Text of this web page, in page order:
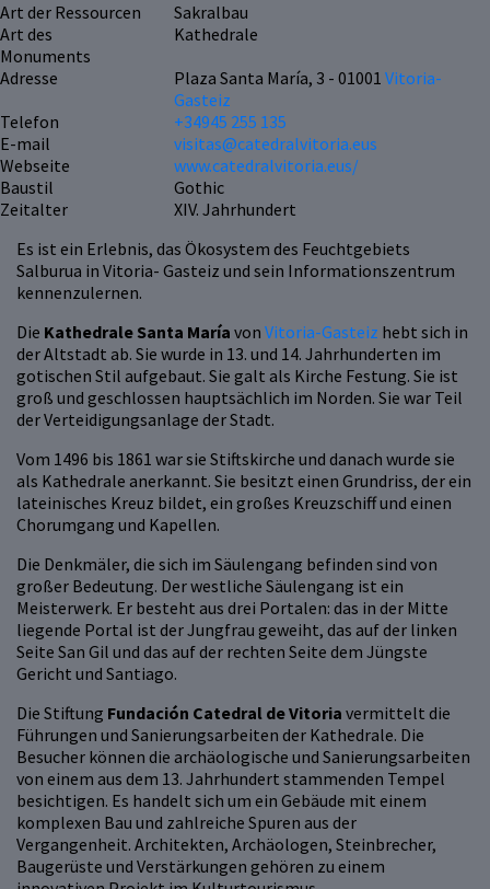
Es ist ein Erlebnis, das Ökosystem des Feuchtgebiets
Salburua in Vitoria- Gasteiz und sein Informationszentrum
kennenzulernen.
Die Kathedrale Santa María von Vitoria-Gasteiz hebt sich in
der Altstadt ab. Sie wurde in 13. und 14. Jahrhunderten im
gotischen Stil aufgebaut. Sie galt als Kirche Festung. Sie ist
groß und geschlossen hauptsächlich im Norden. Sie war Teil
der Verteidigungsanlage der Stadt.
Vom 1496 bis 1861 war sie Stiftskirche und danach wurde sie
als Kathedrale anerkannt. Sie besitzt einen Grundriss, der ein
lateinisches Kreuz bildet, ein großes Kreuzschiff und einen
Chorumgang und Kapellen.
Die Denkmäler, die sich im Säulengang befinden sind von
großer Bedeutung. Der westliche Säulengang ist ein
Meisterwerk. Er besteht aus drei Portalen: das in der Mitte
liegende Portal ist der Jungfrau geweiht, das auf der linken
Seite San Gil und das auf der rechten Seite dem Jüngste
Gericht und Santiago.
Die Stiftung Fundación Catedral de Vitoria vermittelt die
Führungen und Sanierungsarbeiten der Kathedrale. Die
Besucher können die archäologische und Sanierungsarbeiten
von einem aus dem 13. Jahrhundert stammenden Tempel
besichtigen. Es handelt sich um ein Gebäude mit einem
komplexen Bau und zahlreiche Spuren aus der
Vergangenheit. Architekten, Archäologen, Steinbrecher,
Baugerüste und Verstärkungen gehören zu einem
Art der Ressourcen
Sakralbau
Art des
Monuments
Kathedrale
Adresse
Plaza Santa María, 3 - 01001Vitoria-
Gasteiz
Telefon
+34945 255 135
E-mail
visitas@catedralvitoria.eus
Webseite
www.catedralvitoria.eus/
Baustil
Gothic
Zeitalter
XIV. Jahrhundert